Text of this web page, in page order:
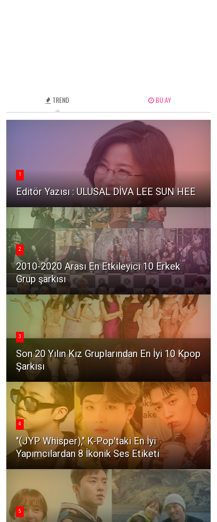
TREND BU AY
1
Editör Yazısı : ULUSAL DİVA LEE SUN HEE
2
2010-2020 Arası En Etkileyici 10 Erkek
Grup şarkısı
3
Son 20 Yılın Kız Gruplarından En İyi 10 Kpop
Şarkısı
4
"(JYP Whisper)," K-Pop'taki En İyi
Yapımcılardan 8 İkonik Ses Etiketi
5